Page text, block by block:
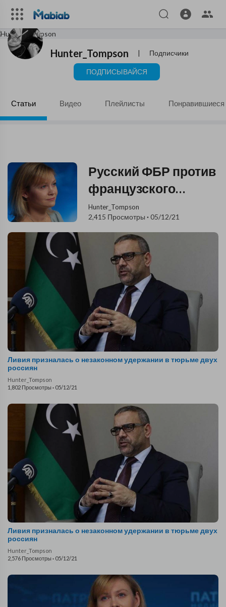
Hunter_Tompson | Подписчики
ПОДПИСЫВАЙСЯ
Статьи Видео Плейлисты Понравившиеся
Русский ФБР против
французского
полицейского
произвола
Hunter_Tompson
2,415 Просмотры ·05/12/21
Ливия призналась о незаконном удержании в тюрьме двух
россиян
Hunter_Tompson
1,802 Просмотры · 05/12/21
Ливия призналась о незаконном удержании в тюрьме двух
россиян
Hunter_Tompson
2,576 Просмотры · 05/12/21